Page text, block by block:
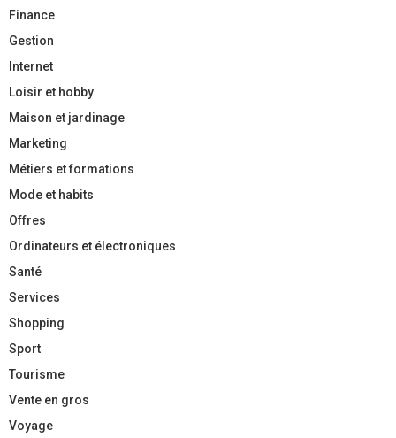
Finance
Gestion
Internet
Loisir et hobby
Maison et jardinage
Marketing
Métiers et formations
Mode et habits
Offres
Ordinateurs et électroniques
Santé
Services
Shopping
Sport
Tourisme
Vente en gros
Voyage